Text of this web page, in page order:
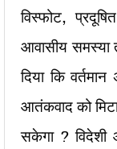
विस्फोट,
आवासीय समस्या
दिया कि
आतंकवाद को
सकेगा ? विदेशी